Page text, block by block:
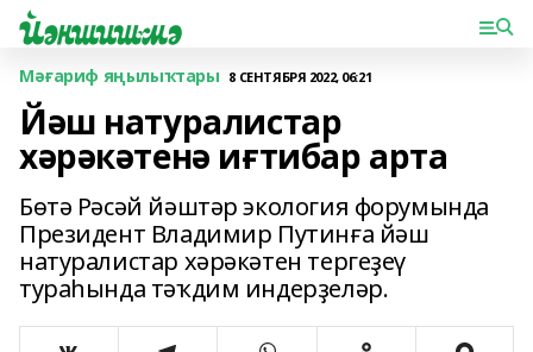
Мәғариф яңылыҡтары 8 СЕНТЯБРЯ 2022, 06:21
Йәш натуралистар
хәрәкәтенә иғтибар арта
Бөтә Рәсәй йәштәр экология форумында
Президент Владимир Путинға йәш
натуралистар хәрәкәтен тергеҙеү
тураһында тәҡдим индерҙеләр.